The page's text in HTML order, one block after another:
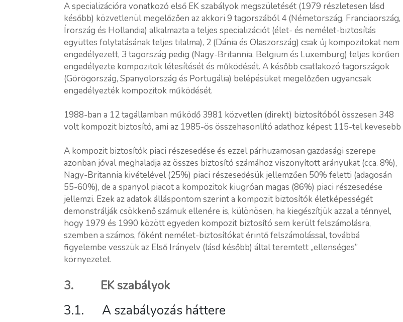
A specializációra vonatkozó első EK szabályok megszületését (1979 részletesen lásd
később) közvetlenül megelőzően az akkori 9 tagorszából 4 (Németország, Franciaország,
Írország és Hollandia) alkalmazta a teljes specializációt (élet- és nemélet-biztosítás
együttes folytatásának teljes tilalma), 2 (Dánia és Olaszország) csak új kompozitokat nem
engedélyezett, 3 tagország pedig (Nagy-Britannia, Belgium és Luxemburg) teljes körűen
engedélyezte kompozitok létesítését és működését. A később csatlakozó tagországok
(Görögország, Spanyolország és Portugália) belépésüket megelőzően ugyancsak
engedélyezték kompozitok működését.
1988-ban a 12 tagállamban működő 3981 közvetlen (direkt) biztosítóból összesen 348
volt kompozit biztosító, ami az 1985-ös összehasonlító adathoz képest 115-tel kevesebb
A kompozit biztosítók piaci részesedése és ezzel párhuzamosan gazdasági szerepe
azonban jóval meghaladja az összes biztosító számához viszonyított arányukat (cca. 8%),
Nagy-Britannia kivételével (25%) piaci részesedésük jellemzően 50% feletti (adagosán
55-60%), de a spanyol piacot a kompozitok kiugróan magas (86%) piaci részesedése
jellemzi. Ezek az adatok álláspontom szerint a kompozit biztosítók életképességét
demonstrálják csökkenő számuk ellenére is, különösen, ha kiegészítjük azzal a ténnyel,
hogy 1979 és 1990 között egyeden kompozit biztosító sem került felszámolásra,
szemben a számos, főként nemélet-biztosítókat érintő felszámolással, továbbá
figyelembe vesszük az Első Irányelv (lásd később) által teremtett „ellenséges”
környezetet.
3. EK szabályok
3.1. A szabályozás háttere